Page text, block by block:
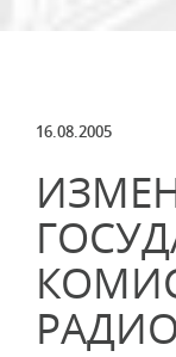
16.08.2005